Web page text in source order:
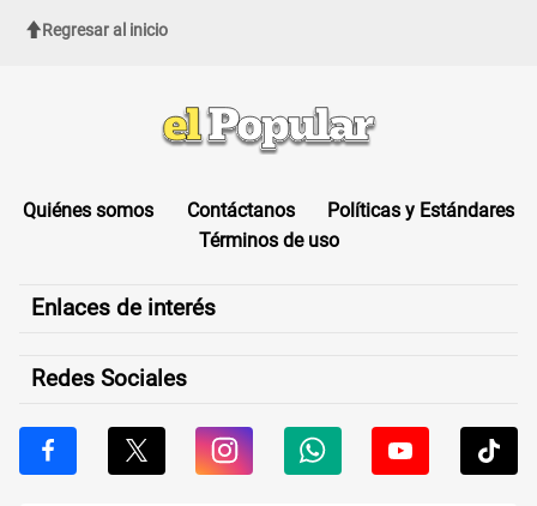
Regresar al inicio
Quiénes somos Contáctanos
Políticas y Estándares
Términos de uso
Enlaces de interés
Redes Sociales